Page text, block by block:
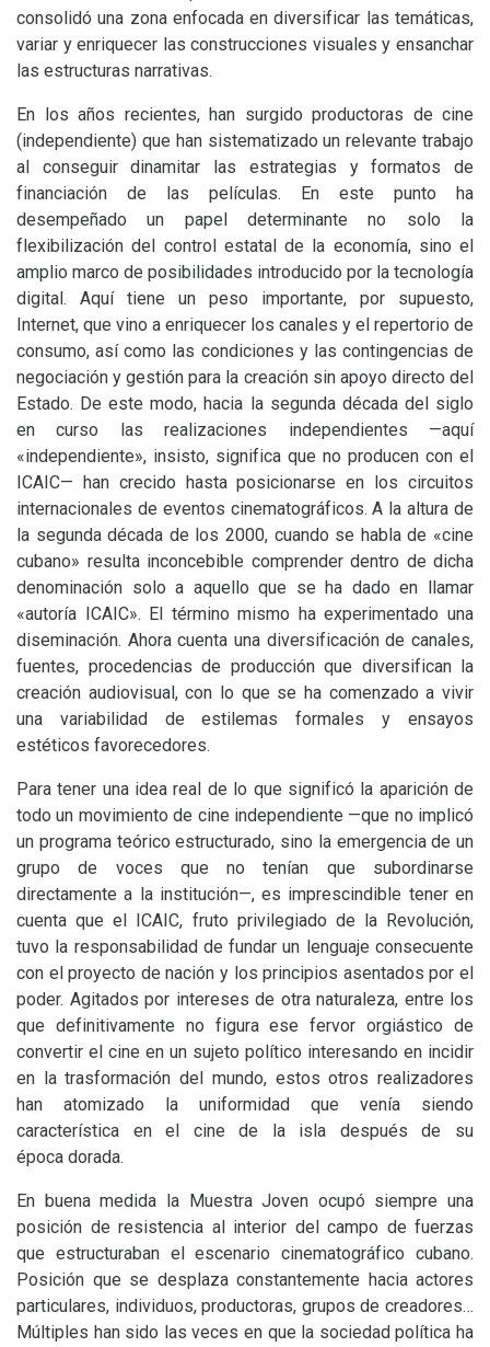
consolidó una zona enfocada en diversificar las temáticas,
variar y enriquecer las construcciones visuales y ensanchar
las estructuras narrativas.
En los años recientes, han surgido productoras de cine
(independiente) que han sistematizado un relevante trabajo
al conseguir dinamitar las estrategias y formatos de
financiación de las películas. En este punto ha
desempeñado un papel determinante no solo la
flexibilización del control estatal de la economía, sino el
amplio marco de posibilidades introducido por la tecnología
digital. Aquí tiene un peso importante, por supuesto,
Internet, que vino a enriquecer los canales y el repertorio de
consumo, así como las condiciones y las contingencias de
negociación y gestión para la creación sin apoyo directo del
Estado. De este modo, hacia la segunda década del siglo
en curso las realizaciones independientes —aquí
«independiente», insisto, significa que no producen con el
ICAIC— han crecido hasta posicionarse en los circuitos
internacionales de eventos cinematográficos. A la altura de
la segunda década de los 2000, cuando se habla de «cine
cubano» resulta inconcebible comprender dentro de dicha
denominación solo a aquello que se ha dado en llamar
«autoría ICAIC». El término mismo ha experimentado una
diseminación. Ahora cuenta una diversificación de canales,
fuentes, procedencias de producción que diversifican la
creación audiovisual, con lo que se ha comenzado a vivir
una variabilidad de estilemas formales y ensayos
estéticos favorecedores.
Para tener una idea real de lo que significó la aparición de
todo un movimiento de cine independiente —que no implicó
un programa teórico estructurado, sino la emergencia de un
grupo de voces que no tenían que subordinarse
directamente a la institución—, es imprescindible tener en
cuenta que el ICAIC, fruto privilegiado de la Revolución,
tuvo la responsabilidad de fundar un lenguaje consecuente
con el proyecto de nación y los principios asentados por el
poder. Agitados por intereses de otra naturaleza, entre los
que definitivamente no figura ese fervor orgiástico de
convertir el cine en un sujeto político interesando en incidir
en la trasformación del mundo, estos otros realizadores
han atomizado la uniformidad que venía siendo
característica en el cine de la isla después de su
época dorada.
En buena medida la Muestra Joven ocupó siempre una
posición de resistencia al interior del campo de fuerzas
que estructuraban el escenario cinematográfico cubano.
Posición que se desplaza constantemente hacia actores
particulares, individuos, productoras, grupos de creadores…
Múltiples han sido las veces en que la sociedad política ha